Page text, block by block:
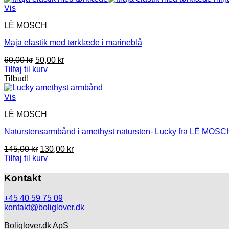
Vis
LÈ MOSCH
Maja elastik med tørklæde i marineblå
60,00kr Den
oprindelige
var:
50,00 krDen
er:
Tilføj til kurv
Tilbud!
Vis
LÈ MOSCH
Naturstensarmbånd i amethyst natursten- Lucky fra LÈ
145,00kr Den
oprindelige
var:
130,00 krDen
Tilføj til kurv
Kontakt
+45 40 59 75 09
kontakt@boliglover.dk
Boliglover.dk ApS